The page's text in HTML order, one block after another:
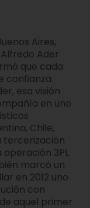
Aires,
Ader
que cada
confianza.
esa visión
en uno
Chile,
tercerización
3PL
marcó un
en 2012 uno
con
aquel primer